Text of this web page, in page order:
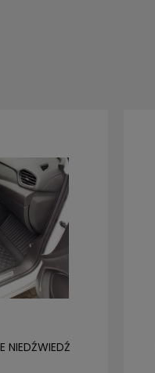
NIEDŹWIEDŹ